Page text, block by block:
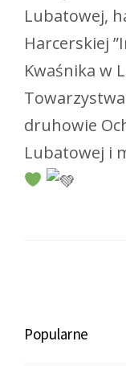
Lubatowej,
Harcerskiej
Kwaśnika w
druhowie
Lubatowej i
Popularne